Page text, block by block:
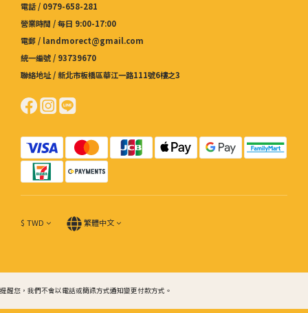
電話 / 0979-658-281
營業時間 / 每日 9:00-17:00
電郵 / landmorect@gmail.com
統一編號 / 93739670
聯絡地址 / 新北市板橋區華江一路111號6樓之3
$ TWD 繁體中文
提醒您，我們不會以電話或簡訊方式通知變更付款方式。